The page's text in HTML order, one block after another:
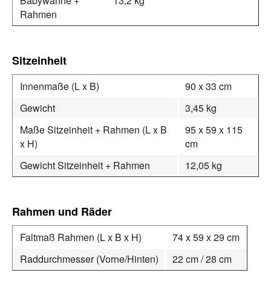
Rahmen
Sitzeinheit
Innenmaße (L x B)
90 x 33 cm
Gewicht
3,45 kg
Maße Sitzeinheit + Rahmen (L x B
x H)
95 x 59 x 115
cm
Gewicht Sitzeinheit + Rahmen
12,05 kg
Rahmen und Räder
Faltmaß Rahmen (L x B x H)
74 x 59 x 29 cm
Raddurchmesser (Vorne/Hinten)
22 cm / 28 cm